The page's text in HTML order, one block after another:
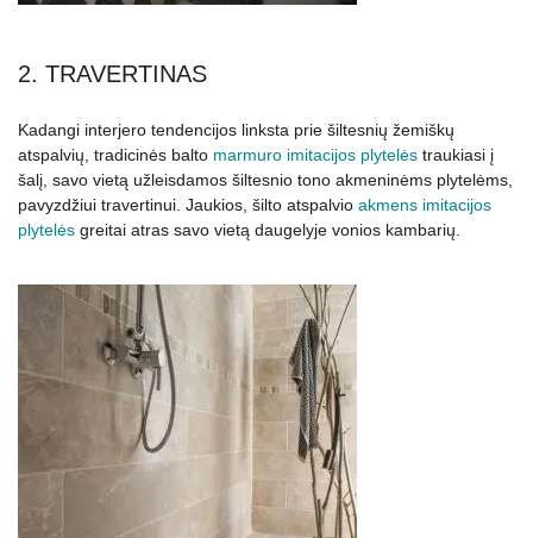
2. TRAVERTINAS
Kadangi interjero tendencijos linksta prie šiltesnių žemiškų
atspalvių, tradicinės balto marmuro imitacijos plytelės traukiasi į
šalį, savo vietą užleisdamos šiltesnio tono akmeninėms plytelėms,
pavyzdžiui travertinui. Jaukios, šilto atspalvio akmens imitacijos
plytelės greitai atras savo vietą daugelyje vonios kambarių.